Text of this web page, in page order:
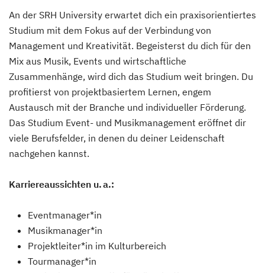
An der SRH University erwartet dich ein praxisorientiertes
Studium mit dem Fokus auf der Verbindung von
Management und Kreativität. Begeisterst du dich für den
Mix aus Musik, Events und wirtschaftliche
Zusammenhänge, wird dich das Studium weit bringen. Du
profitierst von projektbasiertem Lernen, engem
Austausch mit der Branche und individueller Förderung.
Das Studium Event- und Musikmanagement eröffnet dir
viele Berufsfelder, in denen du deiner Leidenschaft
nachgehen kannst.
Karriereaussichten u. a.:
Eventmanager*in
Musikmanager*in
Projektleiter*in im Kulturbereich
Tourmanager*in